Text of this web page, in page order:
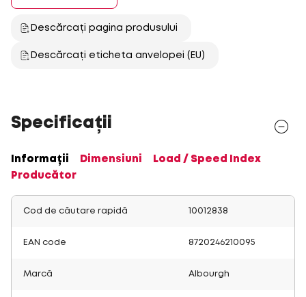
Descărcați pagina produsului
Descărcați eticheta anvelopei (EU)
Specificații
Informații Dimensiuni
Load / Speed Index
Producător
Cod de căutare rapidă 10012838
EAN code 8720246210095
Marcă Albourgh